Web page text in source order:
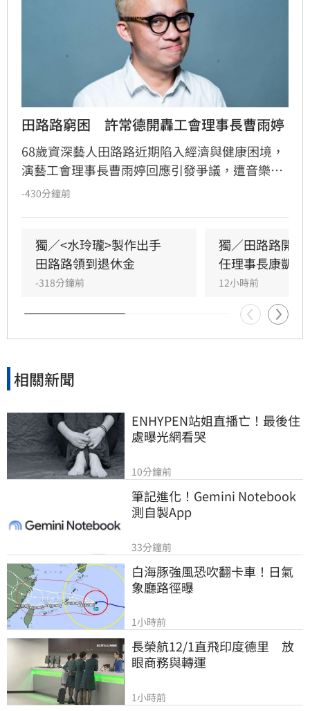
田路路窮困　許常德開轟工會理事長曹雨婷
68歲資深藝人田路路近期陷入經濟與健康困境，
演藝工會理事長曹雨婷回應引發爭議，遭音樂人
許常德直批官腔。許常德認為工會應提供更多實
傳統慰問金。此外，許常德質疑工會運作模式與
經費使用透明度，呼籲工會應具備更多智慧與創
意來規劃老歌演唱會等活動。他強調，面對外界
質疑，工會應公開經費運用並提出具體協助方
案，展現對資深藝人的關懷，而非僅以官方回應
帶過，應真正落實照顧會員的責任，讓資源運用
-430分鐘前
獨／<水玲瓏>製作出手
田路路領到退休金
-318分鐘前
獨／田路路開
任理事長康凱回
12小時前
相關新聞
ENHYPEN站姐直播亡！最後住
處曝光網看哭
10分鐘前
筆記進化！Gemini Notebook
測自製App
33分鐘前
白海豚強風恐吹翻卡車！日氣
象廳路徑曝
1小時前
長榮航12/1直飛印度德里　放
眼商務與轉運
1小時前